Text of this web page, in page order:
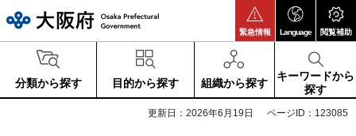
緊急情報 Language 閲覧補助
分類から探す 目的から探す 組織から探す
キーワードから
探す
更新日：2026年6月19日 ページID：123085